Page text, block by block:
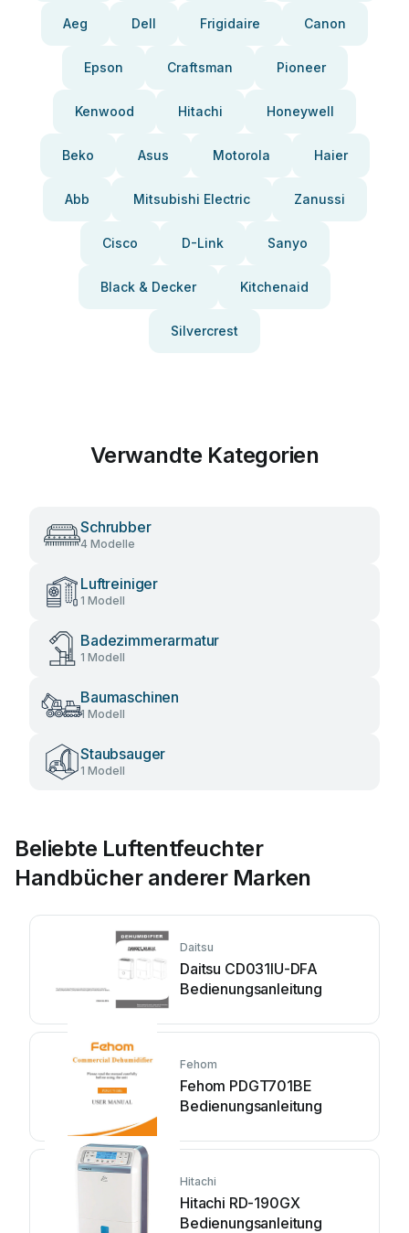
Aeg Dell Frigidaire Canon
Epson Craftsman Pioneer
Kenwood Hitachi Honeywell
Beko Asus Motorola Haier
Abb Mitsubishi Electric Zanussi
Cisco D-Link Sanyo
Black & Decker Kitchenaid
Silvercrest
Verwandte Kategorien
Schrubber
4 Modelle
Luftreiniger
1 Modell
Badezimmerarmatur
1 Modell
Baumaschinen
1 Modell
Staubsauger
1 Modell
Beliebte Luftentfeuchter
Handbücher anderer Marken
Daitsu
Daitsu CD031IU-DFA
Bedienungsanleitung
Fehom
Fehom PDGT701BE
Bedienungsanleitung
Hitachi
Hitachi RD-190GX
Bedienungsanleitung